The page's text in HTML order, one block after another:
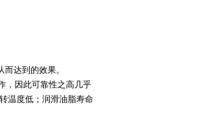
达到的效果。
，因此可靠性之高几乎
温度低；润滑油脂寿命